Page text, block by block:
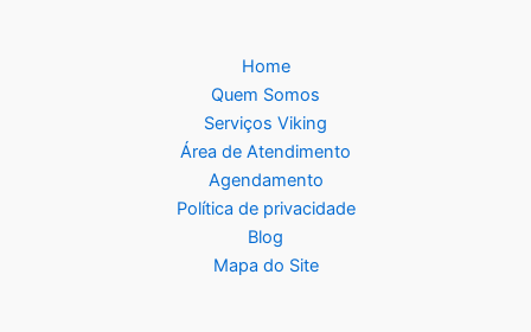
Home
Quem Somos
Serviços Viking
Área de Atendimento
Agendamento
Política de privacidade
Blog
Mapa do Site